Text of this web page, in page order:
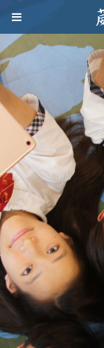
葳
格
高
中
學
葳
格
國
際．
際